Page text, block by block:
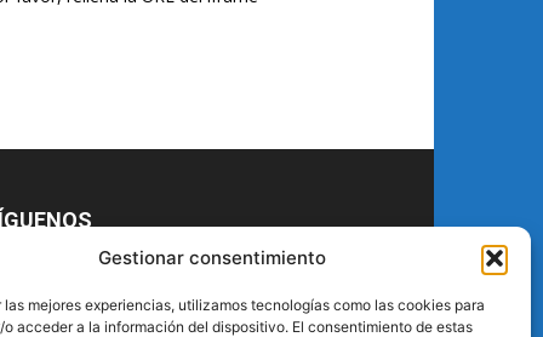
Gestionar consentimiento
las mejores experiencias, utilizamos tecnologías como las cookies para
o acceder a la información del dispositivo. El consentimiento de estas